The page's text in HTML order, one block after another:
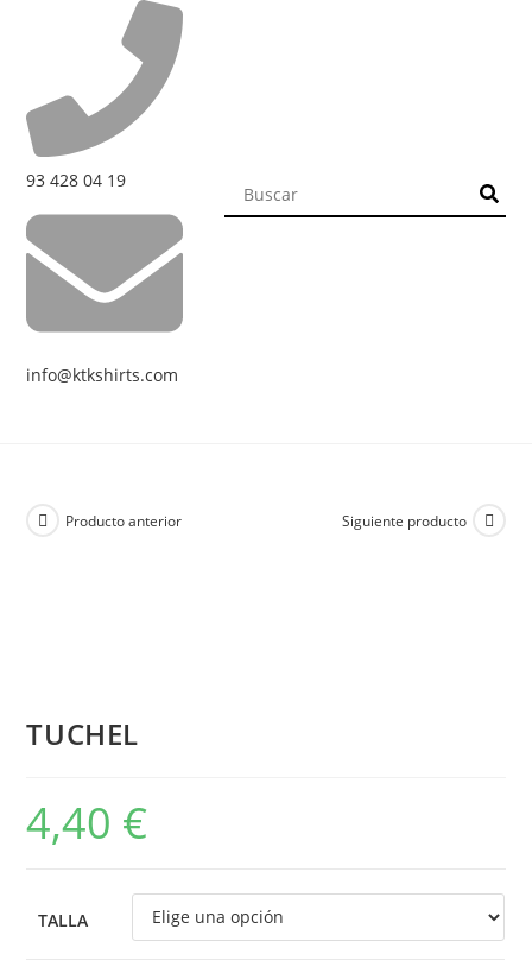
93 428 04 19
info@ktkshirts.com
Producto anterior Siguiente producto
TUCHEL
4,40 €
TALLA